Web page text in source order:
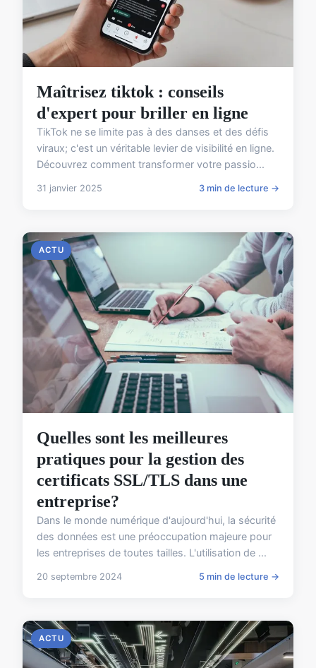
Maîtrisez tiktok : conseils
d'expert pour briller en ligne
TikTok ne se limite pas à des danses et des défis
viraux; c'est un véritable levier de visibilité en ligne.
Découvrez comment transformer votre passio...
31 janvier 2025 3 min de lecture →
ACTU
Quelles sont les meilleures
pratiques pour la gestion des
certificats SSL/TLS dans une
entreprise?
Dans le monde numérique d'aujourd'hui, la sécurité
des données est une préoccupation majeure pour
les entreprises de toutes tailles. L'utilisation de ...
20 septembre 2024 5 min de lecture →
ACTU